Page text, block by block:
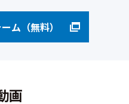
ム（無料）
画